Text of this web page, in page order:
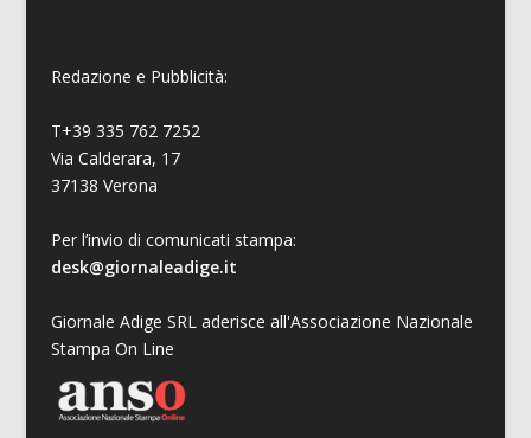
Redazione e Pubblicità:
T+39 335 762 7252
Via Calderara, 17
37138 Verona
Per l’invio di comunicati stampa:
desk@giornaleadige.it
Giornale Adige SRL aderisce all'Associazione Nazionale
Stampa On Line